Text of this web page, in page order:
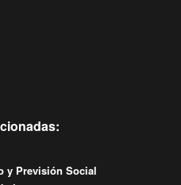
y Previsión Social